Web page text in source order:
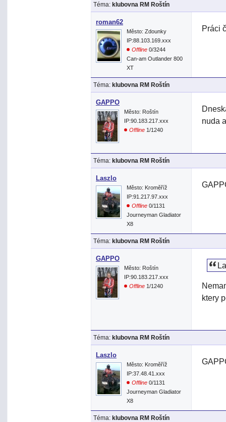
Téma: klubovna RM Roštín
roman62
Město: Zdounky
IP:88.103.169.xxx
Offline 0/3244
Can-am Outlander 800
XT
Práci
Téma: klubovna RM Roštín
GAPPO
Město: Roštín
IP:90.183.217.xxx
Offline 1/1240
nuda
Téma: klubovna RM Roštín
Laszlo
Město: Kroměříž
IP:91.217.97.xxx
Offline 0/1131
Journeyman Gladiator
X8
Téma: klubovna RM Roštín
GAPPO
Město: Roštín
IP:90.183.217.xxx
Offline 1/1240
ktery
Téma: klubovna RM Roštín
Laszlo
Město: Kroměříž
IP:37.48.41.xxx
Offline 0/1131
Journeyman Gladiator
X8
Téma: klubovna RM Roštín